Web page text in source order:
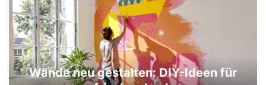
Wände neu gestalten: DIY-Ideen für